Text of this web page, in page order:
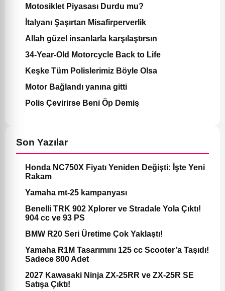
Motosiklet Piyasası Durdu mu?
İtalyanı Şaşırtan Misafirperverlik
Allah güzel insanlarla karşılaştırsın
34-Year-Old Motorcycle Back to Life
Keşke Tüm Polislerimiz Böyle Olsa
Motor Bağlandı yanına gitti
Polis Çevirirse Beni Öp Demiş
Son Yazılar
Honda NC750X Fiyatı Yeniden Değişti: İşte Yeni
Rakam
Yamaha mt-25 kampanyası
Benelli TRK 902 Xplorer ve Stradale Yola Çıktı!
904 cc ve 93 PS
BMW R20 Seri Üretime Çok Yaklaştı!
Yamaha R1M Tasarımını 125 cc Scooter’a Taşıdı!
Sadece 800 Adet
2027 Kawasaki Ninja ZX-25RR ve ZX-25R SE
Satışa Çıktı!